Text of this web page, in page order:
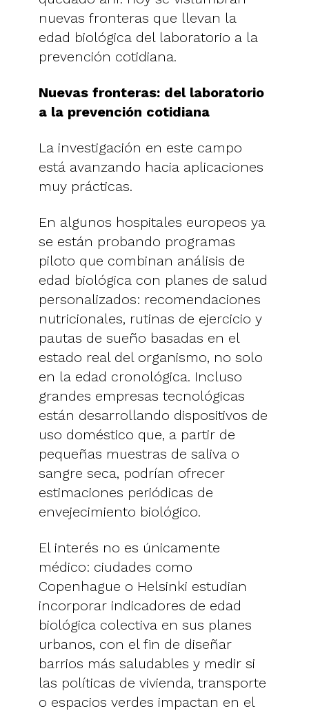
nuevas fronteras que llevan la
edad biológica del laboratorio a la
prevención cotidiana.
Nuevas fronteras: del laboratorio
a la prevención cotidiana
La investigación en este campo
está avanzando hacia aplicaciones
muy prácticas.
En algunos hospitales europeos ya
se están probando programas
piloto que combinan análisis de
edad biológica con planes de salud
personalizados: recomendaciones
nutricionales, rutinas de ejercicio y
pautas de sueño basadas en el
estado real del organismo, no solo
en la edad cronológica. Incluso
grandes empresas tecnológicas
están desarrollando dispositivos de
uso doméstico que, a partir de
pequeñas muestras de saliva o
sangre seca, podrían ofrecer
estimaciones periódicas de
envejecimiento biológico.
El interés no es únicamente
médico: ciudades como
Copenhague o Helsinki estudian
incorporar indicadores de edad
biológica colectiva en sus planes
urbanos, con el fin de diseñar
barrios más saludables y medir si
las políticas de vivienda, transporte
o espacios verdes impactan en el